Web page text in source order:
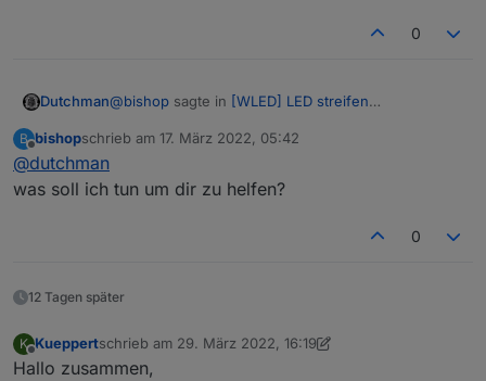
0
Dutchman@bishop sagte in [WLED] LED streifen
ok kein Problem, dann verwende ich dafür
Wir könnten das mal debuggen um zu schau ob
B
Offline
bishopschrieb am 17. März 2022, 05:42
zuletzt editiert von
@dutchman
was soll ich tun um dir zu helfen?
0
12 Tagen später
K
Offline
Kueppertschrieb am 29. März 2022, 16:19
zuletzt editiert von Kueppert
Hallo zusammen,